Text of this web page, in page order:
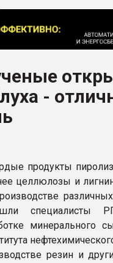
-
продукты
целлюлозы и
специалисты
минерального
резин и